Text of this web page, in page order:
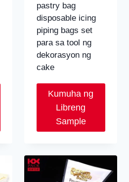
pastry bag
disposable icing
piping bags set
para sa tool ng
dekorasyon ng
cake
Kumuha ng
Libreng
Sample